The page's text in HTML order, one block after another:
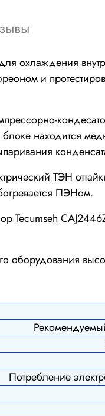
охлаждения
и
находится
ТЭН
ПЭНом.
Потребление